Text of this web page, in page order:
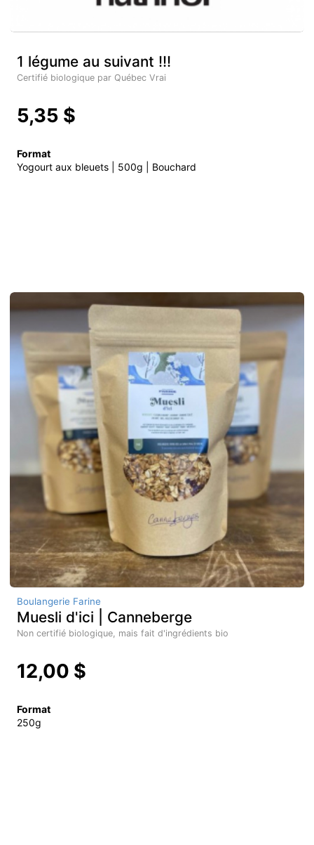
1 légume au suivant !!!
Certifié biologique par Québec Vrai
5,35 $
Format
Yogourt aux bleuets | 500g | Bouchard
Boulangerie Farine
Muesli d'ici | Canneberge
Non certifié biologique, mais fait d'ingrédients bio
12,00 $
Format
250g